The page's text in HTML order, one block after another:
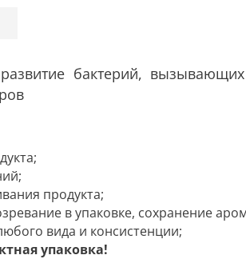
бактерий,
продукта;
в упаковке, сохранение
вида и консистенции;
упаковка!